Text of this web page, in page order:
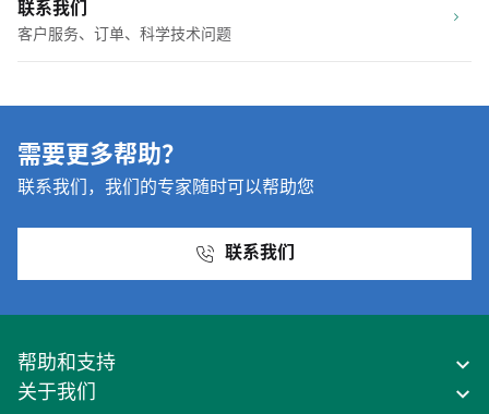
联系我们
客户服务、订单、科学技术问题
需要更多帮助？
联系我们，我们的专家随时可以帮助您
联系我们
帮助和支持
关于我们